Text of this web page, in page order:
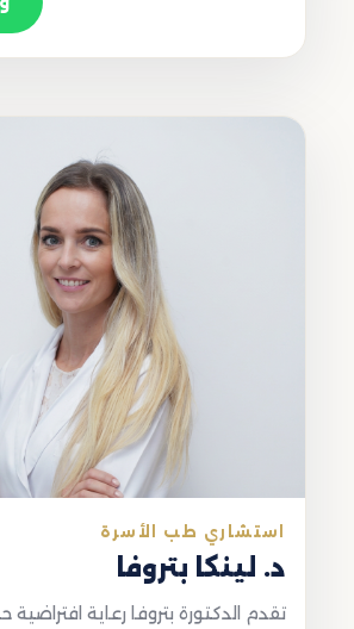
استشاري طب الأسرة
د. لينكا بتروفا
تقدم الدكتورة بتروفا رعاية